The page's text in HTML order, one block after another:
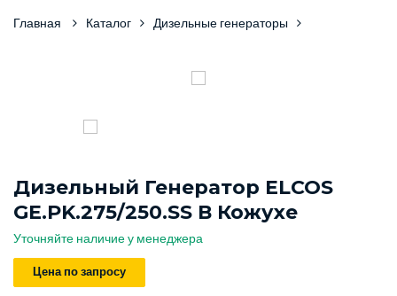
Главная Каталог Дизельные генераторы
Дизельный Генератор ELCOS
GE.PK.275/250.SS В Кожухе
Уточняйте наличие у менеджера
Цена по запросу